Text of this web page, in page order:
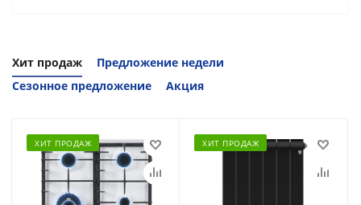
Хит продаж
Предложение недели
Сезонное предложение
Акция
ХИТ ПРОДАЖ ХИТ ПРОДАЖ